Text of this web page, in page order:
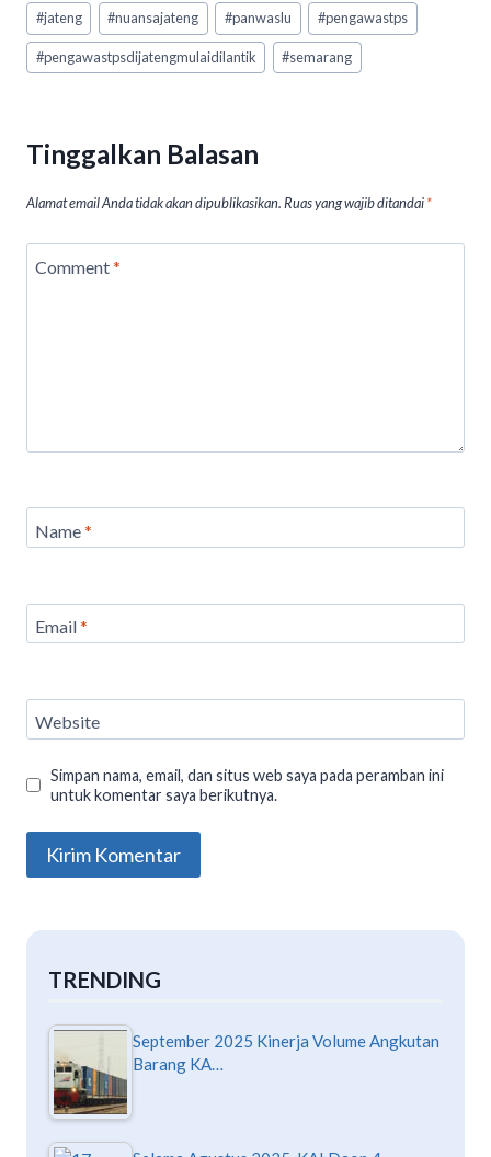
s
A
p
b
o
k
ds dI
n
l
Post
Tags:
#jateng #nuansajateng #panwaslu #pengawastps
#pengawastpsdijatengmulaidilantik #semarang
Tinggalkan Balasan
Alamat email Anda tidak akan dipublikasikan. Ruas yang wajib ditandai*
Comment*
Name*
Email*
Website
Simpan nama, email, dan situs web saya pada peramban ini
untuk komentar saya berikutnya.
TRENDING
September 2025 Kinerja Volume Angkutan
Barang KA…